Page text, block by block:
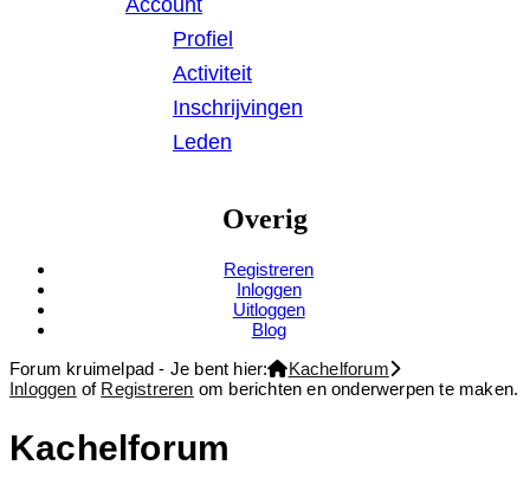
Account
Profiel
Activiteit
Inschrijvingen
Leden
Overig
Registreren
Inloggen
Uitloggen
Blog
Forum kruimelpad - Je bent hier:
Kachelforum
Inloggen of Registreren om berichten en onderwerpen te maken.
Kachelforum